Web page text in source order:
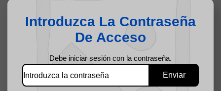
Introduzca La Contraseña
De Acceso
Debe iniciar sesión con la contraseña.